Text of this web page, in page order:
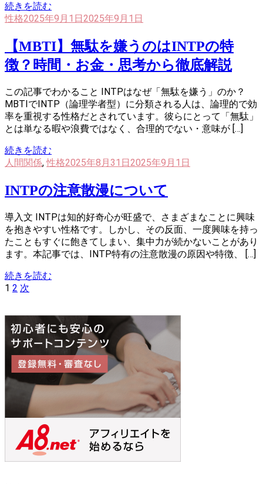
続きを読む
性格2025年9月1日 2025年9月1日
【MBTI】無駄を嫌うのはINTPの特
徴？時間・お金・思考から徹底解説
この記事でわかること INTPはなぜ「無駄を嫌う」のか？
MBTIでINTP（論理学者型）に分類される人は、論理的で効
率を重視する性格だとされています。彼らにとって「無駄」
とは単なる暇や浪費ではなく、合理的でない・意味が […]
続きを読む
人間関係,性格2025年8月31日 2025年9月1日
INTPの注意散漫について
導入文 INTPは知的好奇心が旺盛で、さまざまなことに興味
を抱きやすい性格です。しかし、その反面、一度興味を持っ
たこともすぐに飽きてしまい、集中力が続かないことがあり
ます。本記事では、INTP特有の注意散漫の原因や特徴、 […]
続きを読む
投
ビ
ゲ
ー
ョ
ン
固
ー
ジ
1 固
ー
ジ
2 次